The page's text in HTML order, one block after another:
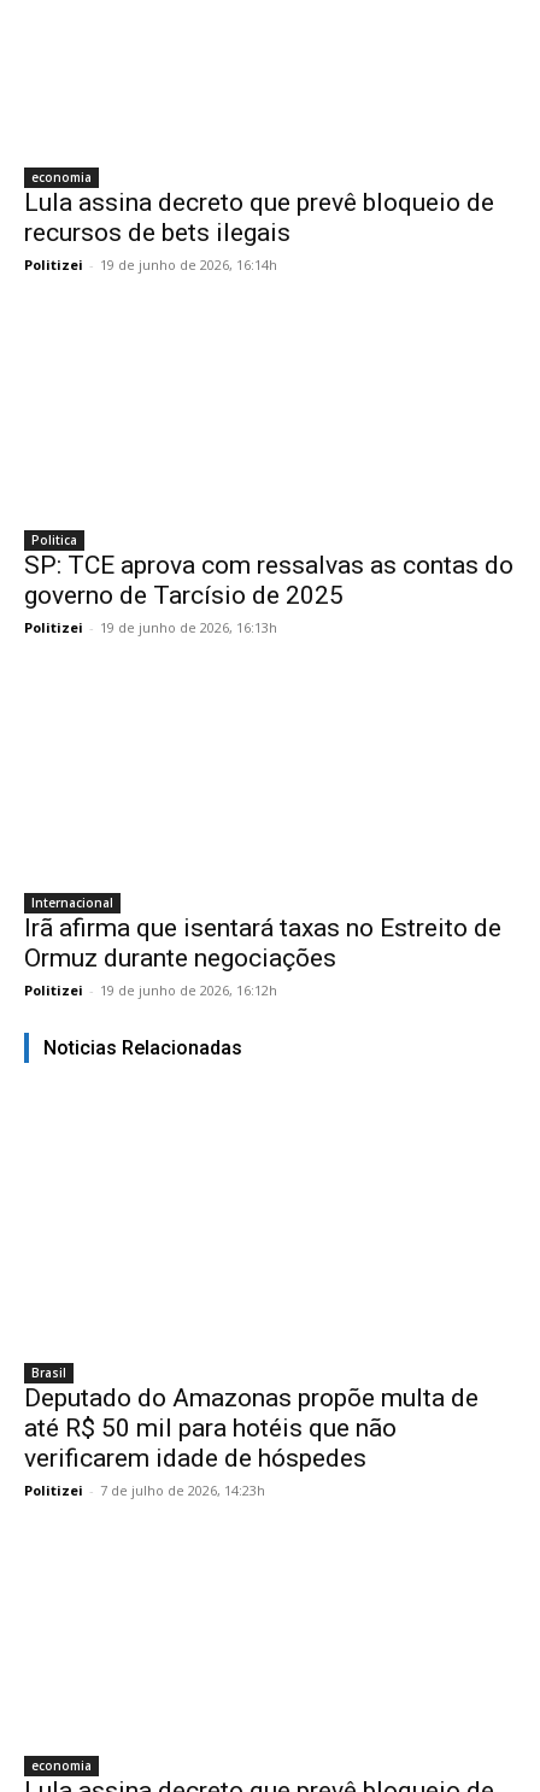
economia
Lula assina decreto que prevê bloqueio de
recursos de bets ilegais
Politizei - 19 de junho de 2026, 16:14h
Politica
SP: TCE aprova com ressalvas as contas do
governo de Tarcísio de 2025
Politizei - 19 de junho de 2026, 16:13h
Internacional
Irã afirma que isentará taxas no Estreito de
Ormuz durante negociações
Politizei - 19 de junho de 2026, 16:12h
Noticias Relacionadas
Brasil
Deputado do Amazonas propõe multa de
até R$ 50 mil para hotéis que não
verificarem idade de hóspedes
Politizei - 7 de julho de 2026, 14:23h
economia